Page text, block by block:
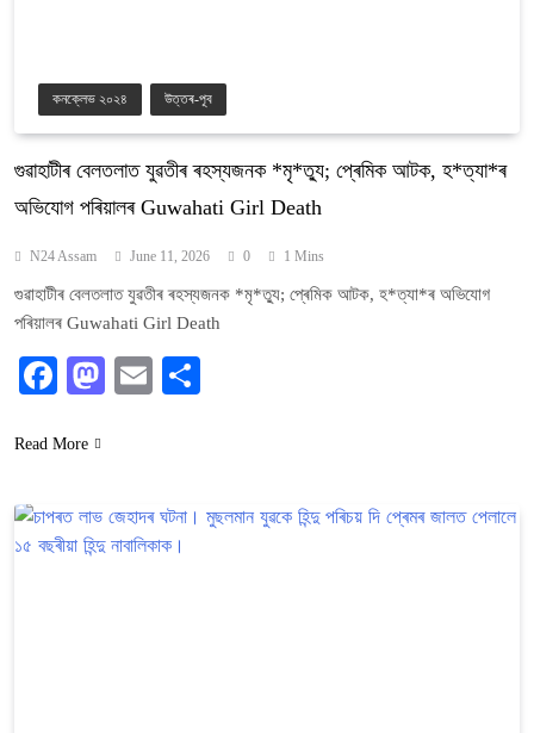
কনক্লেভ ২০২৪ উত্তৰ-পূব
গুৱাহাটীৰ বেলতলাত যুৱতীৰ ৰহস্যজনক *মৃ*ত্যু; প্ৰেমিক আটক, হ*ত্যা*ৰ
অভিযোগ পৰিয়ালৰ Guwahati Girl Death
N24 Assam June 11, 2026 0 1 Mins
গুৱাহাটীৰ বেলতলাত যুৱতীৰ ৰহস্যজনক *মৃ*ত্যু; প্ৰেমিক আটক, হ*ত্যা*ৰ অভিযোগ
পৰিয়ালৰ Guwahati Girl Death
Facebook
Mastodon
Email
Read More